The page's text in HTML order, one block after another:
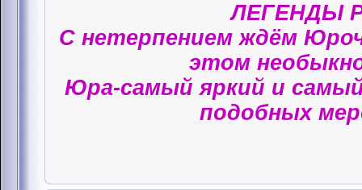
ЛЕГЕНДЫ
С нетерпением ждём
этом
Юра-самый яркий и
подобных